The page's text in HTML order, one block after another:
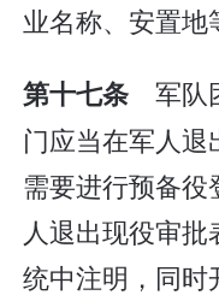
业名称、安置地
第十七条军队
门应当在军人
需要进行预备
人退出现役审
统中注明，同时